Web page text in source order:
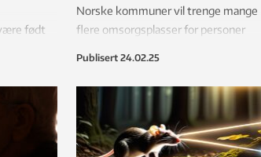
født
Norske kommuner vil trenge mange
flere omsorgsplasser for personer
Publisert 24.02.25